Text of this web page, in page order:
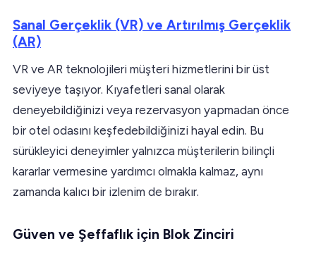
Sanal Gerçeklik (VR) ve Artırılmış Gerçeklik
(AR)
VR ve AR teknolojileri müşteri hizmetlerini bir üst
seviyeye taşıyor. Kıyafetleri sanal olarak
deneyebildiğinizi veya rezervasyon yapmadan önce
bir otel odasını keşfedebildiğinizi hayal edin. Bu
sürükleyici deneyimler yalnızca müşterilerin bilinçli
kararlar vermesine yardımcı olmakla kalmaz, aynı
zamanda kalıcı bir izlenim de bırakır.
Güven ve Şeffaflık için Blok Zinciri